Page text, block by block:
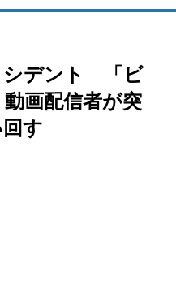
シデント 「ビ
画配信者が突
す